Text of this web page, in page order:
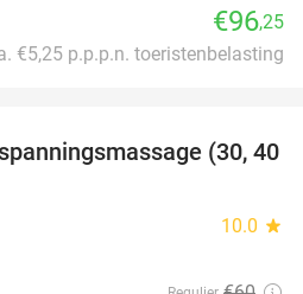
€96,25
€5,25 p.p.p.n. toeristenbelasting
60%
(30, 40
10.0 star